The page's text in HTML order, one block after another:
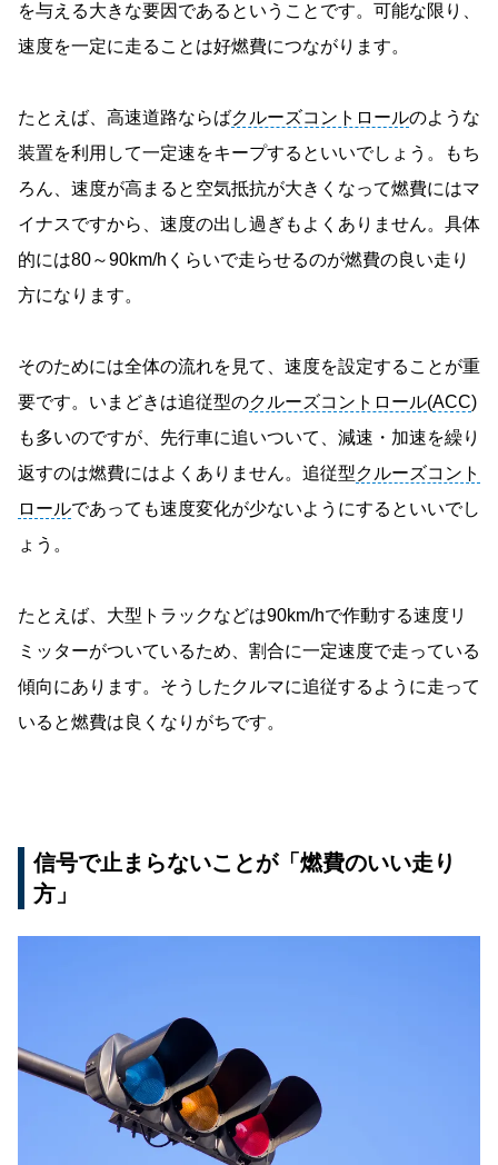
を与える大きな要因であるということです。可能な限り、
速度を一定に走ることは好燃費につながります。
たとえば、高速道路ならばクルーズコントロールのような
装置を利用して一定速をキープするといいでしょう。もち
ろん、速度が高まると空気抵抗が大きくなって燃費にはマ
イナスですから、速度の出し過ぎもよくありません。具体
的には80～90km/hくらいで走らせるのが燃費の良い走り
方になります。
そのためには全体の流れを見て、速度を設定することが重
要です。いまどきは追従型のクルーズコントロール(ACC)
も多いのですが、先行車に追いついて、減速・加速を繰り
返すのは燃費にはよくありません。追従型クルーズコント
ロールであっても速度変化が少ないようにするといいでし
ょう。
たとえば、大型トラックなどは90km/hで作動する速度リ
ミッターがついているため、割合に一定速度で走っている
傾向にあります。そうしたクルマに追従するように走って
いると燃費は良くなりがちです。
信号で止まらないことが「燃費のいい走り
方」